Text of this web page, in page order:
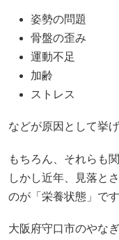
姿勢の問題
骨盤の歪み
運動不足
加齢
ストレス
などが原因として挙
もちろん、それらも
しかし近年、見落と
のが「栄養状態」です
大阪府守口市のやな